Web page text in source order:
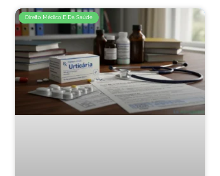
Direito Médico E Da Saúde